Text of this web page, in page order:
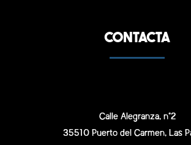
CONTACTA
Calle Alegranza, n°2
35510 Puerto del Carmen, Las